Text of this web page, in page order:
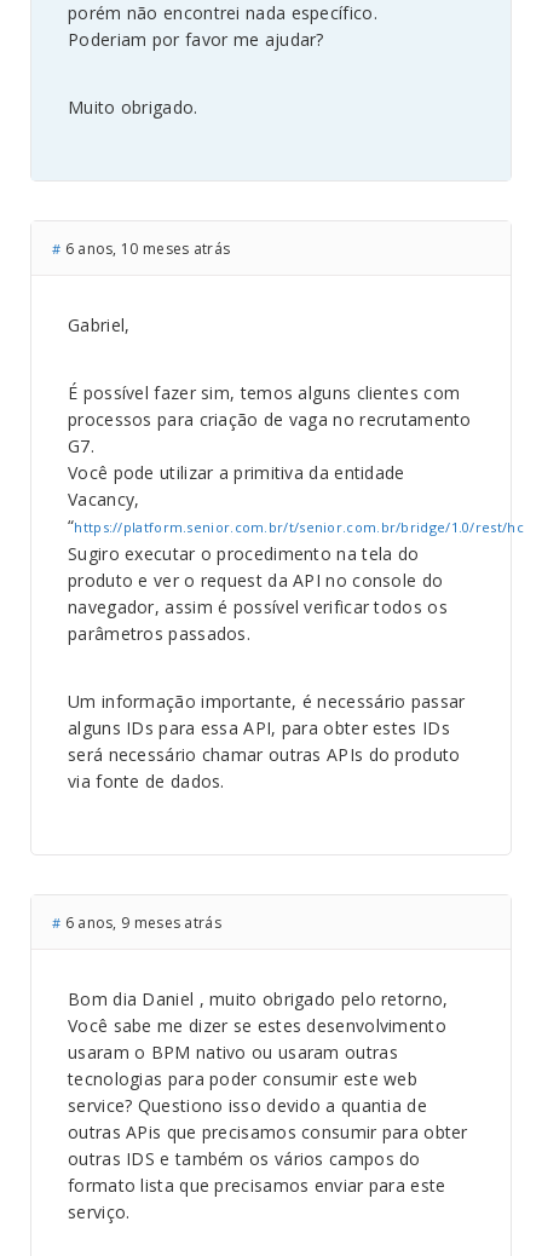
porém não encontrei nada específico.
Poderiam por favor me ajudar?
Muito obrigado.
# 6 anos, 10 meses atrás
Gabriel,
É possível fazer sim, temos alguns clientes com
processos para criação de vaga no recrutamento
G7.
Você pode utilizar a primitiva da entidade
Vacancy,
“https://platform.senior.com.br/t/senior.com.br/bridge/1.0/rest/
Sugiro executar o procedimento na tela do
produto e ver o request da API no console do
navegador, assim é possível verificar todos os
parâmetros passados.
Um informação importante, é necessário passar
alguns IDs para essa API, para obter estes IDs
será necessário chamar outras APIs do produto
via fonte de dados.
# 6 anos, 9 meses atrás
Bom dia Daniel , muito obrigado pelo retorno,
Você sabe me dizer se estes desenvolvimento
usaram o BPM nativo ou usaram outras
tecnologias para poder consumir este web
service? Questiono isso devido a quantia de
outras APis que precisamos consumir para obter
outras IDS e também os vários campos do
formato lista que precisamos enviar para este
serviço.